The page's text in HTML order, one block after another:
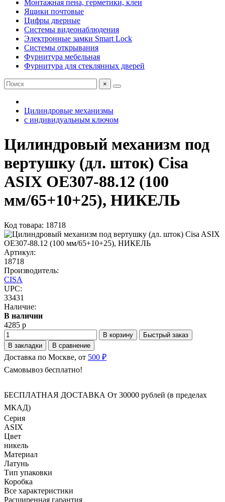
Монтажная пена, герметики, клеи
Ящики почтовые
Цифры дверные
Системы видеонаблюдения
Электронные замки Smart Lock
Системы открывания
Фурнитура мебельная
Фурнитура для стеклянных дверей
×
Цилиндровые механизмы
с индивидуальным ключом
Цилиндровый механизм под
вертушку (дл. шток) Cisa
ASIX OE307-88.12 (100
мм/65+10+25), НИКЕЛЬ
Код товара: 18718
Артикул:
18718
Производитель:
CISA
UPC:
33431
Наличие:
В наличии
4285 р
В корзину
Быстрый заказ
В закладки
В сравнение
Доставка по Москве, от 500 ₽
Самовывоз бесплатно!
БЕСПЛАТНАЯ ДОСТАВКА От 30000 рублей (в пределах
МКАД)
Серия
ASIX
Цвет
никель
Материал
Латунь
Тип упаковки
Коробка
Все характеристики
Расширенная гарантия